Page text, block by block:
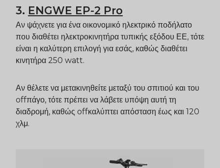
3. ENGWE EP-2 Pro
Αν ψάχνετε για ένα οικονομικό ηλεκτρικό ποδήλατο
που διαθέτει ηλεκτροκινητήρα τυπικής εξόδου ΕΕ, τότε
είναι η καλύτερη επιλογή για εσάς, καθώς διαθέτει
κινητήρα 250 watt.
Αν θέλετε να μετακινηθείτε μεταξύ του σπιτιού και του
offπάγο, τότε πρέπει να λάβετε υπόψη αυτή τη
διαδρομή, καθώς offκαλύπτει απόσταση έως και 120
χλμ.